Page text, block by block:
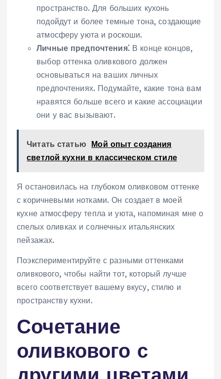
пространство. Для больших кухонь
подойдут и более темные тона, создающие
атмосферу уюта и роскоши.
Личные предпочтения⁚В конце концов,
выбор оттенка оливкового должен
основываться на ваших личных
предпочтениях. Подумайте, какие тона вам
нравятся больше всего и какие ассоциации
они у вас вызывают.
Читать статью Мой опыт создания
светлой кухни в классическом стиле
Я остановилась на глубоком оливковом оттенке
с коричневыми нотками. Он создает в моей
кухне атмосферу тепла и уюта, напоминая мне о
спелых оливках и солнечных итальянских
пейзажах.
Поэкспериментируйте с разными оттенками
оливкового, чтобы найти тот, который лучше
всего соответствует вашему вкусу, стилю и
пространству кухни.
Сочетание
оливкового с